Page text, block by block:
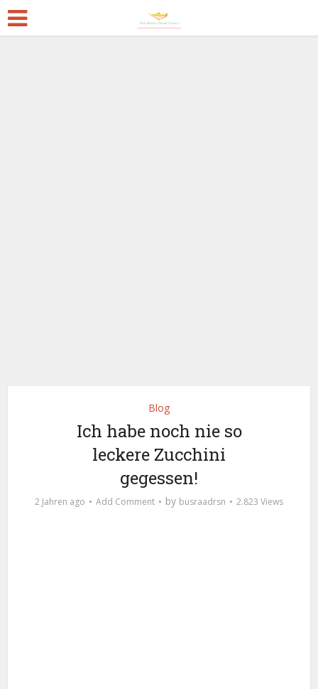
Blog
Ich habe noch nie so
leckere Zucchini
gegessen!
2 Jahren ago Add Comment by busraadrsn 2.823 Views